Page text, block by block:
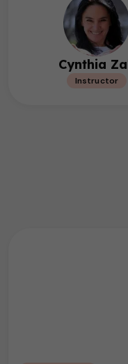
Cynthia
Instructor